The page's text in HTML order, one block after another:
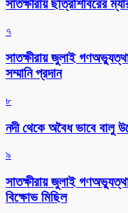
সাতক্ষীরায় ছাত্রশিবিরের
৭
সাতক্ষীরায় জুলাই
সম্মানি প্রদান
৮
নদী থেকে অবৈধ ভাবে বালু
৯
সাতক্ষীরায় জুলাই
বিক্ষোভ মিছিল